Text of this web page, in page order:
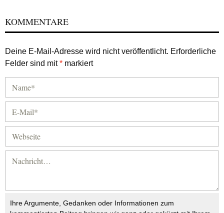
KOMMENTARE
Deine E-Mail-Adresse wird nicht veröffentlicht. Erforderliche
Felder sind mit* markiert
Ihre Argumente, Gedanken oder Informationen zum